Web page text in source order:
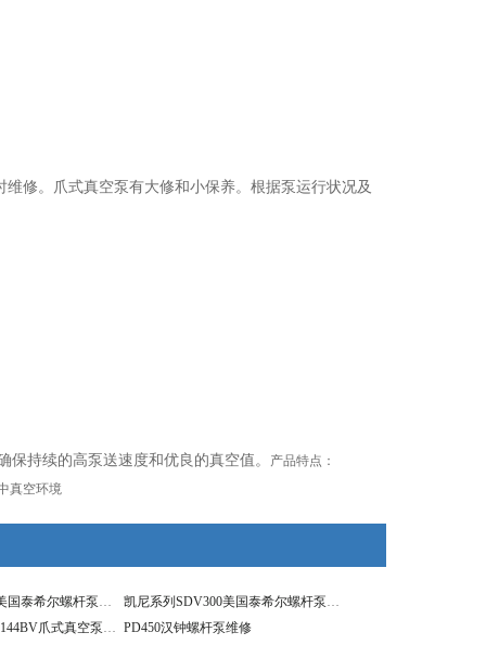
维修。爪式真空泵有大修和小保养。根据泵运行状况及
持续的高泵送速度和优良的真空值。
产品特点：
真空环境
凯尼系列SDV430美国泰希尔螺杆泵维修
凯尼系列SDV300美国泰希尔螺杆泵维修
BUSCH普旭 MM1144BV爪式真空泵维修 PD450汉钟螺杆泵维修